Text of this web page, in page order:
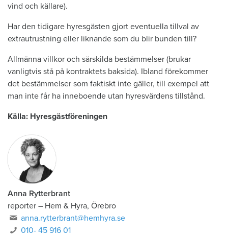
vind och källare).
Har den tidigare hyresgästen gjort eventuella tillval av
extrautrustning eller liknande som du blir bunden till?
Allmänna villkor och särskilda bestämmelser (brukar
vanligtvis stå på kontraktets baksida). Ibland förekommer
det bestämmelser som faktiskt inte gäller, till exempel att
man inte får ha inneboende utan hyresvärdens tillstånd.
Källa: Hyresgästföreningen
Anna Rytterbrant
reporter – Hem & Hyra, Örebro
anna.rytterbrant@hemhyra.se
010- 45 916 01